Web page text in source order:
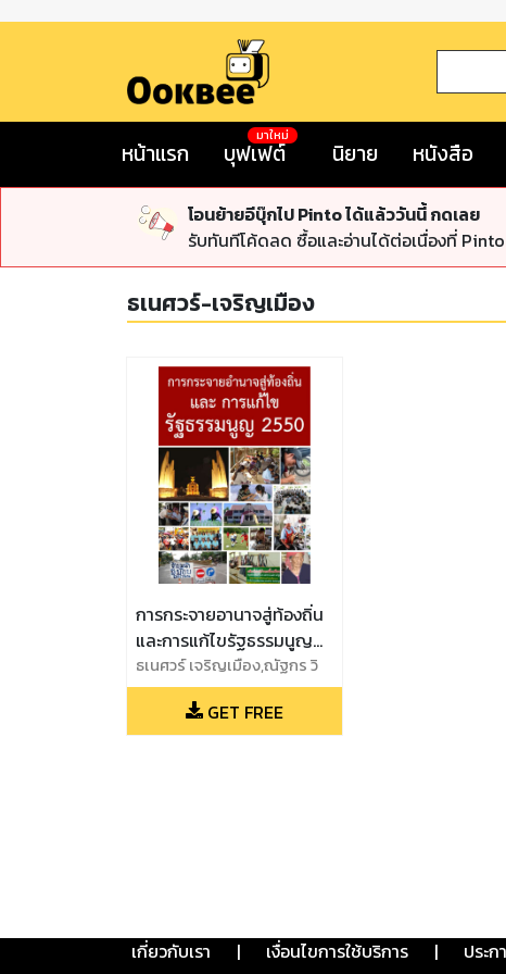
หน้าแรก บุฟเฟต์
มาใหม่
นิยาย หนังสือ
โอนย้ายอีบุ๊กไป Pinto ได้แล้ววันนี้ กดเลย
รับทันทีโค้ดลด ซื้อและอ่านได้ต่อเนื่องที่ Pinto
ธเนศวร์-เจริญเมือง
การกระจายอานาจสู่ท้องถิ่น
และการแก้ไขรัฐธรรมนูญ
2550
ธเนศวร์ เจริญเมือง,ณัฐกร วิ
ทิตานนท์
GET FREE
เกี่ยวกับเรา | เงื่อนไขการใช้บริการ | ประ